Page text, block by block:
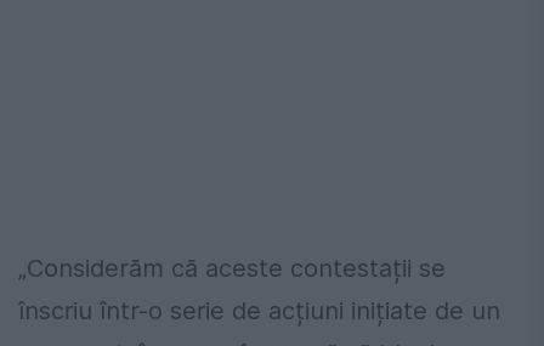
„Considerăm că aceste contestații se
înscriu într-o serie de acțiuni inițiate de un